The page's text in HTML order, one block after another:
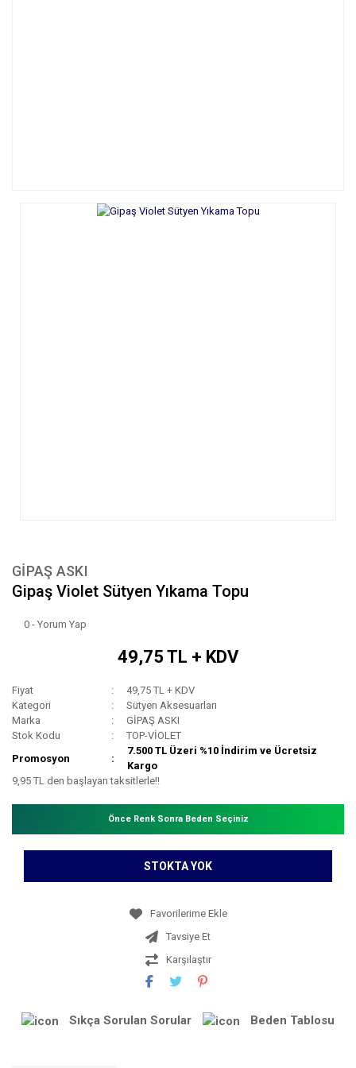
GİPAŞ ASKI
Gipaş Violet Sütyen Yıkama Topu
0 - Yorum Yap
49,75 TL + KDV
Fiyat
49,75 TL + KDV
Kategori
Sütyen Aksesuarları
Marka
GİPAŞ ASKI
Stok Kodu
TOP-VİOLET
Promosyon
7.500 TL Üzeri %10 İndirim ve Ücretsiz
Kargo
9,95 TL den başlayan taksitlerle!!
Önce Renk Sonra Beden Seçiniz
STOKTA YOK
Tavsiye Et
Karşılaştır
Sıkça Sorulan Sorular Beden Tablosu